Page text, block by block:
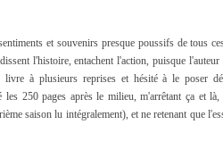
et souvenirs presque poussifs de tous
l'histoire, entachent l'action, puisque
à plusieurs reprises et hésité à le poser
250 pages après le milieu, m'arrêtant ça et là,
saison lu intégralement), et ne retenant que